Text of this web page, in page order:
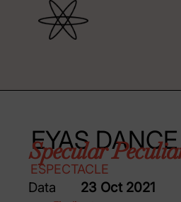
EYAS
Specular
ESPECTACLE
Data 23 Oct 2021